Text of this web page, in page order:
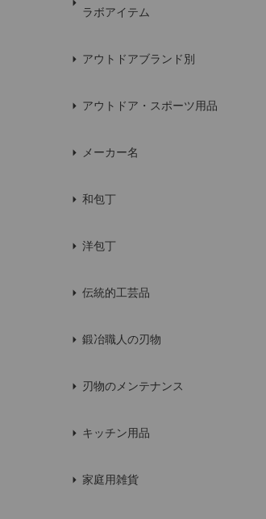
ラボアイテム
アウトドアブランド別
アウトドア・スポーツ用品
メーカー名
和包丁
洋包丁
伝統的工芸品
鍛冶職人の刃物
刃物のメンテナンス
キッチン用品
家庭用雑貨